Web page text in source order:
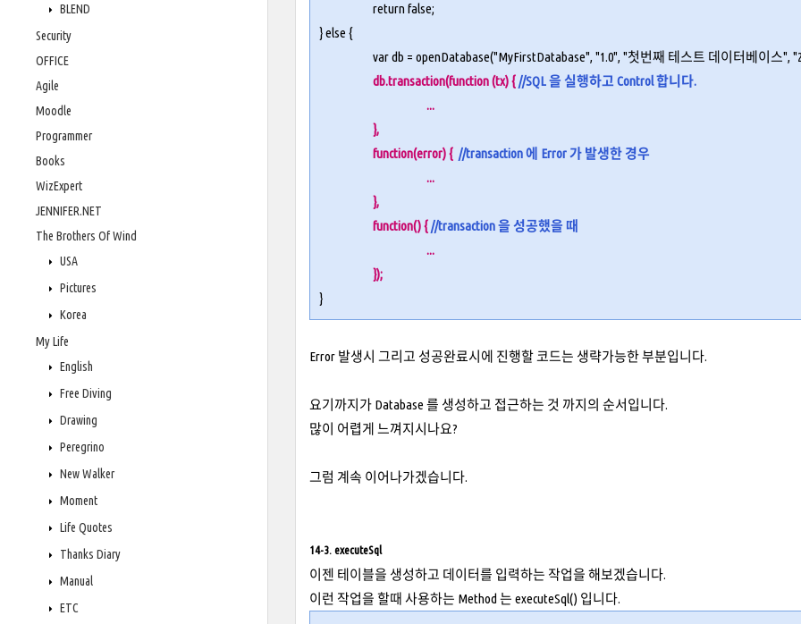
BLEND
Security
OFFICE
Agile
Moodle
Programmer
Books
WizExpert
JENNIFER.NET
The Brothers Of Wind
USA
Pictures
Korea
My Life
English
Free Diving
Drawing
Peregrino
New Walker
Moment
Life Quotes
Thanks Diary
Manual
ETC
return false;
} else {
var db = openDatabase("MyFirstDatabase", "1.0", "첫번째 테스트 데이터베이스",
db.transaction(function (tx) {//SQL 을 실행하고 Control 합니다.
...
},
function(error) { //transaction 에 Error 가 발생한 경우
...
},
function() {//transaction 을 성공했을 때
...
});
}
Error 발생시 그리고 성공완료시에 진행할 코드는 생략가능한 부분입니다.
요기까지가 Database 를 생성하고 접근하는 것 까지의 순서입니다.
많이 어렵게 느껴지시나요?
그럼 계속 이어나가겠습니다.
14-3. executeSql
이젠 테이블을 생성하고 데이터를 입력하는 작업을 해보겠습니다.
이런 작업을 할때 사용하는 Method 는 executeSql() 입니다.